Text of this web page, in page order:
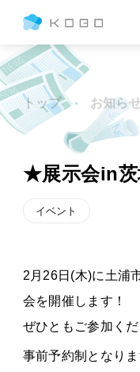
トップ お知ら
★展示会in茨
イベント
2月26日(木)に土浦
会を開催します！
ぜひともご参加くだ
事前予約制となり